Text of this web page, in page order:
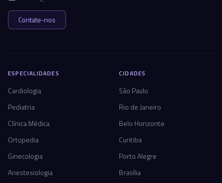
Contate-nos
ESPECIALIDADES
Cardiologia
Pediatria
Clínica Médica
Ortopedia
Ginecologia
Anestesiologia
CIDADES
São Paulo
Rio de Janeiro
Belo Horizonte
Curitiba
Porto Alegre
Brasília